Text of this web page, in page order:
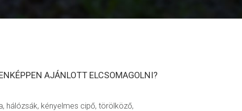
AJÁNLOTT ELCSOMAGOLNI?
hálózsák, kényelmes cipő, törölköző,